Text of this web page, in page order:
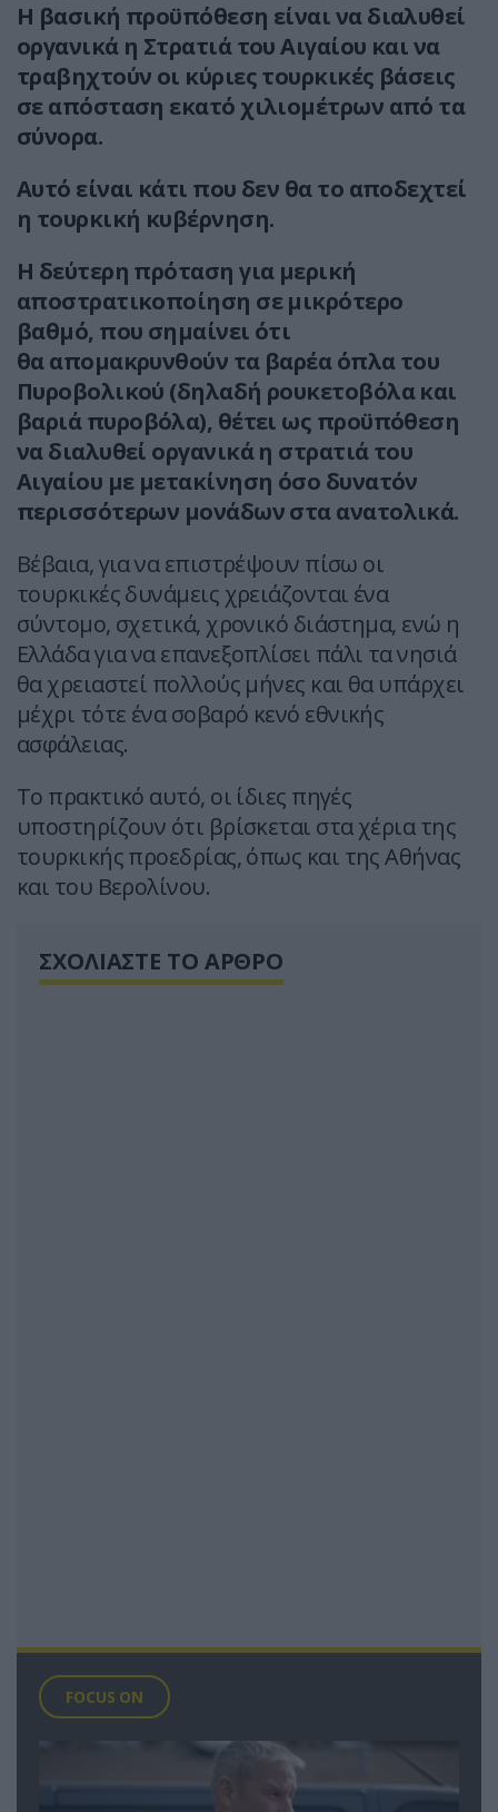
Η βασική προϋπόθεση είναι να διαλυθεί
οργανικά η Στρατιά του Αιγαίου και να
τραβηχτούν οι κύριες τουρκικές βάσεις
σε απόσταση εκατό χιλιομέτρων από τα
σύνορα.
Αυτό είναι κάτι που δεν θα το αποδεχτεί
η τουρκική κυβέρνηση.
Η δεύτερη πρόταση για μερική
αποστρατικοποίηση σε μικρότερο
βαθμό, που σημαίνει ότι
θα απομακρυνθούν τα βαρέα όπλα του
Πυροβολικού (δηλαδή ρουκετοβόλα και
βαριά πυροβόλα), θέτει ως προϋπόθεση
να διαλυθεί οργανικά η στρατιά του
Αιγαίου με μετακίνηση όσο δυνατόν
περισσότερων μονάδων στα ανατολικά.
Βέβαια, για να επιστρέψουν πίσω οι
τουρκικές δυνάμεις χρειάζονται ένα
σύντομο, σχετικά, χρονικό διάστημα, ενώ η
Ελλάδα για να επανεξοπλίσει πάλι τα νησιά
θα χρειαστεί πολλούς μήνες και θα υπάρχει
μέχρι τότε ένα σοβαρό κενό εθνικής
ασφάλειας.
Το πρακτικό αυτό, οι ίδιες πηγές
υποστηρίζουν ότι βρίσκεται στα χέρια της
τουρκικής προεδρίας, όπως και της Αθήνας
και του Βερολίνου.
ΣΧΟΛΙΑΣΤΕ ΤΟ ΑΡΘΡΟ
FOCUS ON